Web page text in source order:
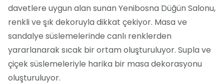
davetlere uygun alan sunan Yenibosna Düğün Salonu,
renkli ve şık dekoruyla dikkat çekiyor. Masa ve
sandalye süslemelerinde canlı renklerden
yararlanarak sıcak bir ortam oluşturuluyor. Supla ve
çiçek süslemeleriyle harika bir masa dekorasyonu
oluşturuluyor.